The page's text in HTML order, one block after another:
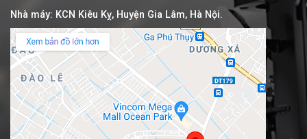
Nhà máy: KCN Kiêu Kỵ, Huyện Gia Lâm, Hà Nội.